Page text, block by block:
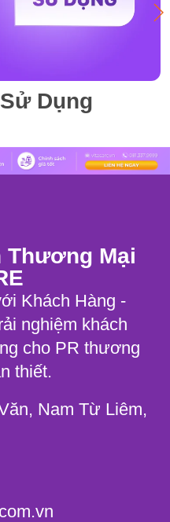
Dụng
Thương Mại
Khách Hàng -
nghiệm khách
cho PR thương
thiết.
Nam Từ Liêm,